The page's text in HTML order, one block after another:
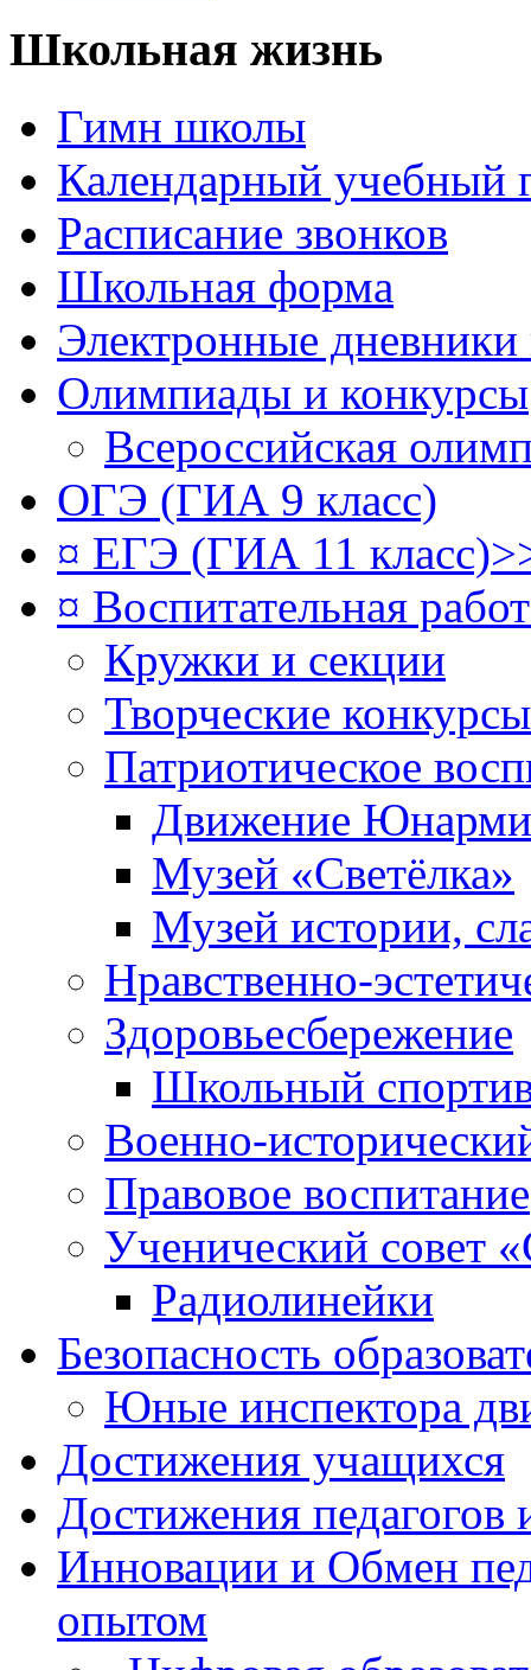
Школьная жизнь
Гимн школы
Календарный учебный
Расписание звонков
Школьная форма
Электронные
Олимпиады и конкурсы
Всероссийская
ОГЭ (ГИА 9 класс)
¤ ЕГЭ (ГИА 11
¤ Воспитательная
Кружки и секции
Творческие конкурсы
Патриотическое
Движение
Музей «Светёлка»
Музей истории,
Нравственно-
Здоровьесбережение
Школьный
Военно-
Правовое воспитание
Ученический совет
Радиолинейки
Безопасность
Юные инспектора
Достижения учащихся
Достижения
Инновации и Обмен
опытом